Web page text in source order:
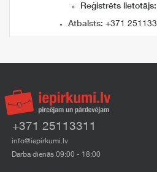
Reģistrēts lietotājs:
Atbalsts: +371
+371 25113311
info@iepirkumi.lv
Darba dienās 09:00 - 18:00